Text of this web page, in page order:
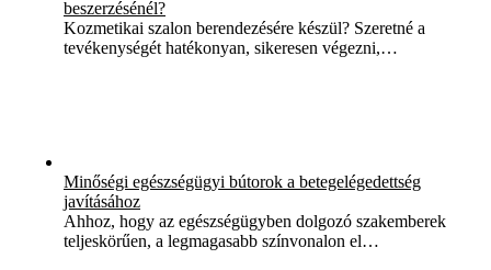
beszerzésénél?
Kozmetikai szalon berendezésére készül? Szeretné a
tevékenységét hatékonyan, sikeresen végezni,…
Minőségi egészségügyi bútorok a betegelégedettség
javításához
Ahhoz, hogy az egészségügyben dolgozó szakemberek
teljeskörűen, a legmagasabb színvonalon el…